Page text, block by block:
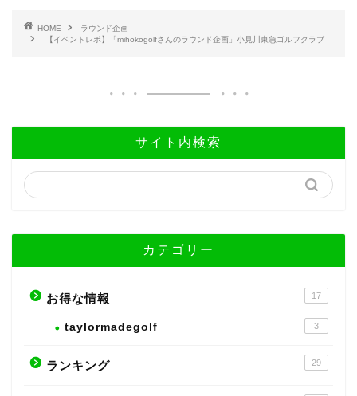
HOME
ラウンド企画
【イベントレポ】「mihokogolfさんのラウンド企画」小見川東急ゴルフクラブ
サイト内検索
カテゴリー
お得な情報 17
taylormadegolf 3
ランキング 29